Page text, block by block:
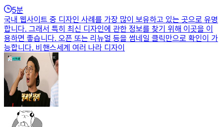
5분
국내 웹사이트 중 디자인 사례를 가장 많이 보유하고 있는 곳으로 유명
합니다. 그래서 특히 최신 디자인에 관한 정보를 찾기 위해 이곳을 이
용하면 좋습니다. 오픈 또는 리뉴얼 등을 썸네일 클릭만으로 확인이 가
능합니다. 비핸스세계 여러 나라 디자이